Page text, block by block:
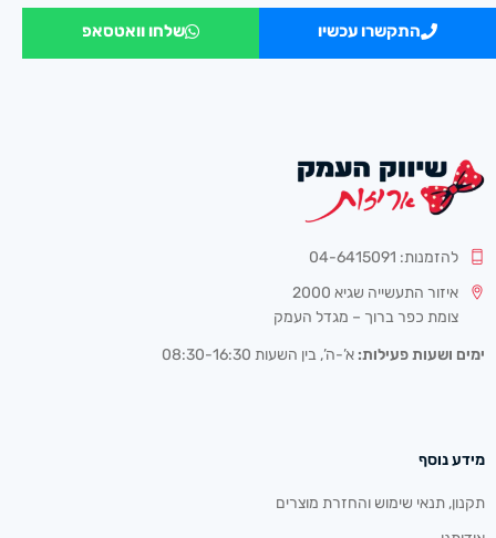
התקשרו עכשיו שלחו וואטסאפ
להזמנות: 04-6415091
איזור התעשייה שגיא 2000
צומת כפר ברוך – מגדל העמק
ימים ושעות פעילות: א’-ה’, בין השעות 08:30-16:30
מידע נוסף
תקנון, תנאי שימוש והחזרת מוצרים